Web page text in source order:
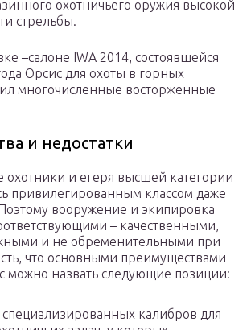
охотничьего оружия высокой
стрельбы.
–салоне IWA 2014, состоявшейся
Орсис для охоты в горных
многочисленные восторженные
и недостатки
и егеря высшей категории
привилегированным классом даже
вооружение и экипировка
– качественными,
и не обременительными при
что основными преимуществами
можно назвать следующие позиции:
специализированных калибров для